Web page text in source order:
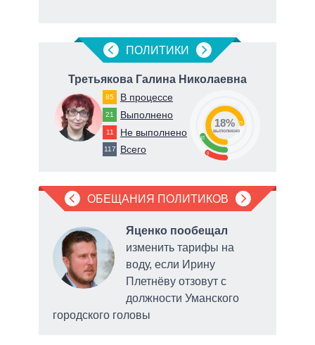
ПОЛИТИКИ
Третьякова Галина Николаевна
85 В процессе
21 Выполнено
11 Не выполнено
117 Всего 9
18
73
18%
выполнено
ОБЕЩАНИЯ ПОЛИТИКОВ
Яценко пообещал
изменить тарифы на
воду, если Ирину
Плетнёву отзовут с
должности Уманского
городского головы